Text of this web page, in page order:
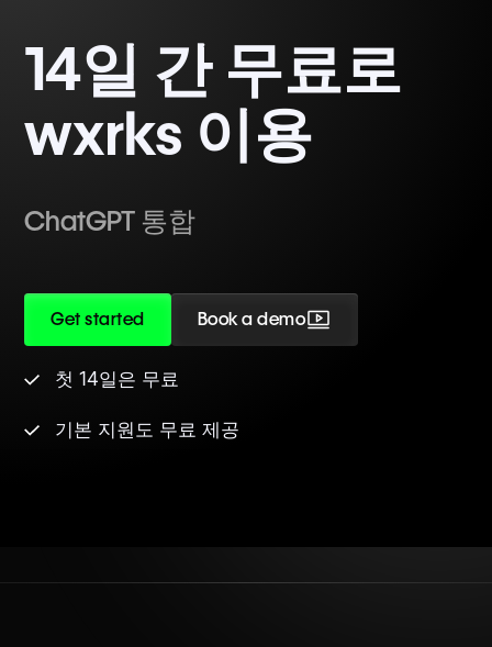
14일 간 무료로
wxrks 이용
ChatGPT 통합
Get started Book a demo
첫 14일은 무료
기본 지원도 무료 제공